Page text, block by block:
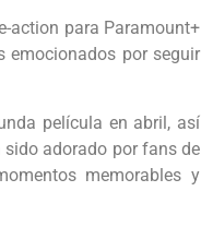
action para Paramount+
emocionados por seguir
película en abril, así
adorado por fans de
memorables y